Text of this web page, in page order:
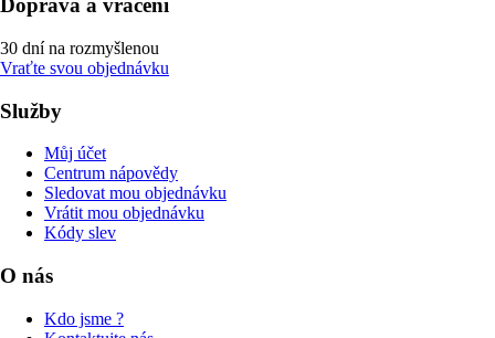
Doprava a vrácení
30 dní na rozmyšlenou
Vraťte svou objednávku
Služby
Můj účet
Centrum nápovědy
Sledovat mou objednávku
Vrátit mou objednávku
Kódy slev
O nás
Kdo jsme ?